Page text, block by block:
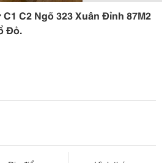
C2 Ngõ 323 Xuân Đỉnh 87M2
Đỏ.